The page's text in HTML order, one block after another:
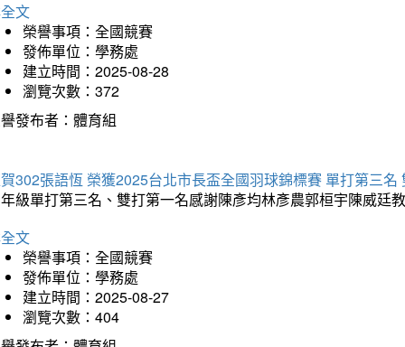
文
榮譽事項：全國競賽
發佈單位：學務處
建立時間：2025-08-28
瀏覽次數：372
發布者：體育組
302張語恆 榮獲2025台北市長盃全國羽球錦標賽 單打第三名
級單打第三名、雙打第一名感謝陳彥均林彥農郭桓宇陳威廷
文
榮譽事項：全國競賽
發佈單位：學務處
建立時間：2025-08-27
瀏覽次數：404